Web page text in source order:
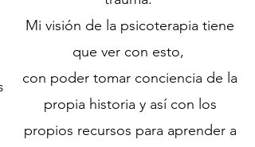
Mi visión de la psicoterapia tiene
que ver con esto,
con poder tomar conciencia de la
propia historia y así con los
propios recursos para aprender a